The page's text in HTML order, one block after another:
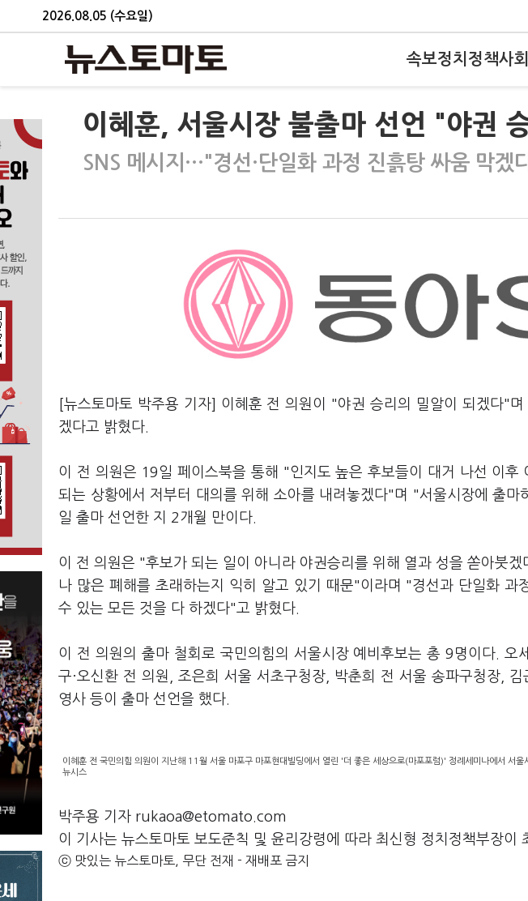
2026.08.05 (수요일)
속보정치 정책사회
이혜훈, 서울시장 불출마 선언 "야권
SNS 메시지…"경선·단일화 과정 진흙탕 싸움 막겠
[뉴스토마토 박주용 기자] 이혜훈 전 의원이 "야권 승리의 밀알이 되겠다"
겠다고 밝혔다.
이 전 의원은 19일 페이스북을 통해 "인지도 높은 후보들이 대거 나선 이후
되는 상황에서 저부터 대의를 위해 소아를 내려놓겠다"며 "서울시장에 출
일 출마 선언한 지 2개월 만이다.
이 전 의원은 "후보가 되는 일이 아니라 야권승리를 위해 열과 성을 쏟아붓
나 많은 폐해를 초래하는지 익히 알고 있기 때문"이라며 "경선과 단일화 과
수 있는 모든 것을 다 하겠다"고 밝혔다.
이 전 의원의 출마 철회로 국민의힘의 서울시장 예비후보는 총 9명이다. 오
구·오신환 전 의원, 조은희 서울 서초구청장, 박춘희 전 서울 송파구청장,
영사 등이 출마 선언을 했다.
이혜훈 전 국민의힘 의원이 지난해 11월 서울 마포구 마포현대빌딩에서 열린 '더 좋은 세상으로(마포포럼)' 정례세미나에서 서
뉴시스
박주용 기자 rukaoa@etomato.com
이 기사는 뉴스토마토 보도준칙 및 윤리강령에 따라 최신형 정치정책부장이
ⓒ 맛있는 뉴스토마토, 무단 전재 - 재배포 금지